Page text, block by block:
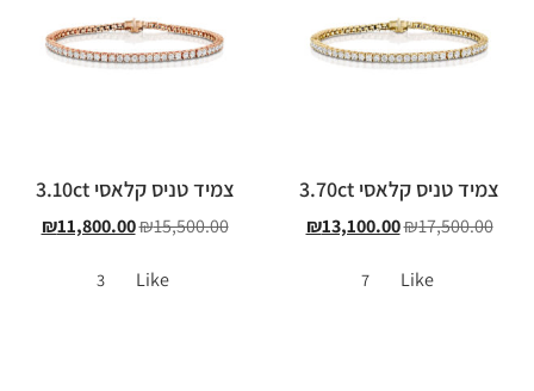
צמיד טניס קלאסי 3.70ct
₪17,500.00
₪13,100.00
Like
7
צמיד טניס קלאסי 3.10ct
₪15,500.00
₪11,800.00
Like
3